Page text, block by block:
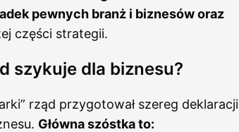
pewnych branż i biznesów oraz
części strategii.
szykuje dla biznesu?
rząd przygotował szereg deklaracji
Główna szóstka to: